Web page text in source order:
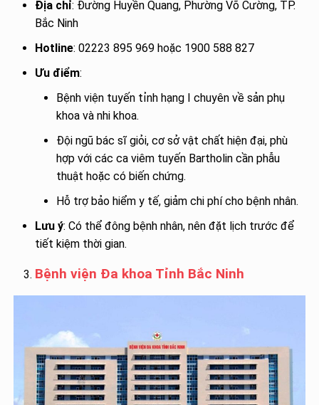
Địa chỉ: Đường Huyền Quang, Phường Võ Cường, TP.
Bắc Ninh
Hotline: 02223 895 969 hoặc 1900 588 827
Ưu điểm:
Bệnh viện tuyến tỉnh hạng I chuyên về sản phụ
khoa và nhi khoa.
Đội ngũ bác sĩ giỏi, cơ sở vật chất hiện đại, phù
hợp với các ca viêm tuyến Bartholin cần phẫu
thuật hoặc có biến chứng.
Hỗ trợ bảo hiểm y tế, giảm chi phí cho bệnh nhân.
Lưu ý: Có thể đông bệnh nhân, nên đặt lịch trước để
tiết kiệm thời gian.
Bệnh viện Đa khoa Tỉnh Bắc Ninh